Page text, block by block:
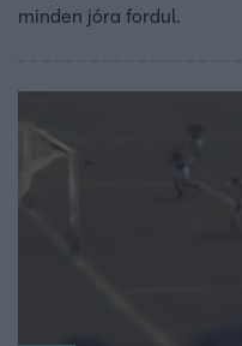
minden jóra fordul.